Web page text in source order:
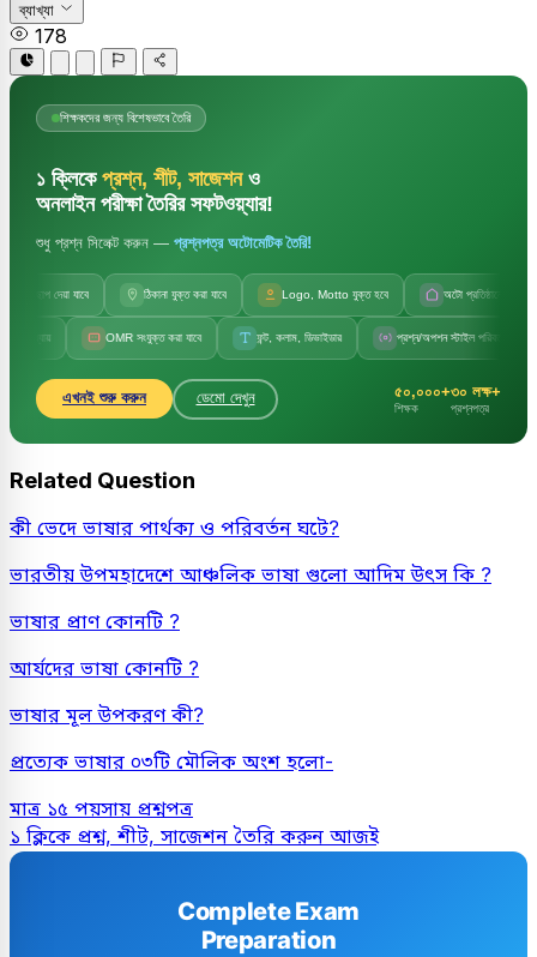
ব্যাখ্যা
178
শিক্ষকদের জন্য বিশেষভাবে তৈরি
১ ক্লিকে প্রশ্ন, শীট, সাজেশনও
অনলাইন পরীক্ষা তৈরির সফটওয়্যার!
শুধু প্রশ্ন সিলেক্ট করুন — প্রশ্নপত্র অটোমেটিক তৈরি!
দেয়া যাবে ঠিকানা যুক্ত করা যাবে Logo, Motto যুক্ত হবে অটো প্রতিষ্ঠানের নাম
OMR সংযুক্ত করা যাবে ফন্ট, কলাম, ডিভাইডার প্রশ্ন/অপশন স্টাইল পরিবর্তন
এখনই শুরু করুন ডেমো দেখুন ৫০,০০০+
শিক্ষক
৩০ লক্ষ+
প্রশ্নপত্র
Related Question
কী ভেদে ভাষার পার্থক্য ও পরিবর্তন ঘটে?
ভারতীয় উপমহাদেশে আঞ্চলিক ভাষা গুলো আদিম উৎস কি ?
ভাষার প্রাণ কোনটি ?
আর্যদের ভাষা কোনটি ?
ভাষার মূল উপকরণ কী?
প্রত্যেক ভাষার ০৩টি মৌলিক অংশ হলো-
মাত্র ১৫ পয়সায় প্রশ্নপত্র
১ ক্লিকে প্রশ্ন, শীট, সাজেশন তৈরি করুন আজই
Complete Exam
Preparation